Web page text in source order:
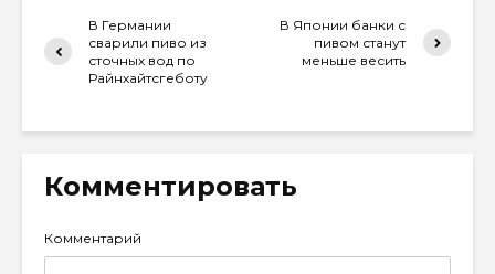
В Германии
сварили пиво из
сточных вод по
Райнхайтсгеботу
В Японии банки с
пивом станут
меньше весить
Комментировать
Комментарий